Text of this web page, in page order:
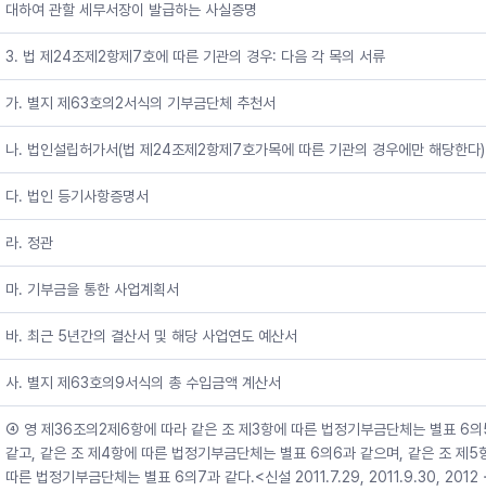
대하여 관할 세무서장이 발급하는 사실증명
3. 법 제24조제2항제7호에 따른 기관의 경우: 다음 각 목의 서류
가. 별지 제63호의2서식의 기부금단체 추천서
나. 법인설립허가서(법 제24조제2항제7호가목에 따른 기관의 경우에만 해당한다)
다. 법인 등기사항증명서
라. 정관
마. 기부금을 통한 사업계획서
바. 최근 5년간의 결산서 및 해당 사업연도 예산서
사. 별지 제63호의9서식의 총 수입금액 계산서
④ 영 제36조의2제6항에 따라 같은 조 제3항에 따른 법정기부금단체는 별표 6
같고, 같은 조 제4항에 따른 법정기부금단체는 별표 6의6과 같으며, 같은 조 제5
따른 법정기부금단체는 별표 6의7과 같다.<신설 2011.7.29, 2011.9.30, 2012